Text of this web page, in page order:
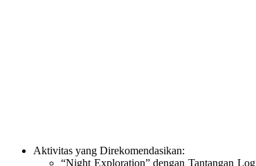
Aktivitas yang Direkomendasikan:
“Night Exploration” dengan Tantangan